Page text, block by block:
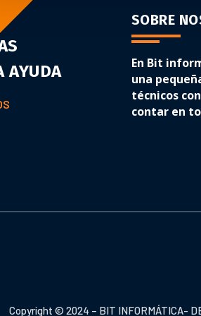
AYUDA
SOBRE
En Bit
una
técnicos
contar en
Copyright © 2024 – BIT INFORMÁTICA-